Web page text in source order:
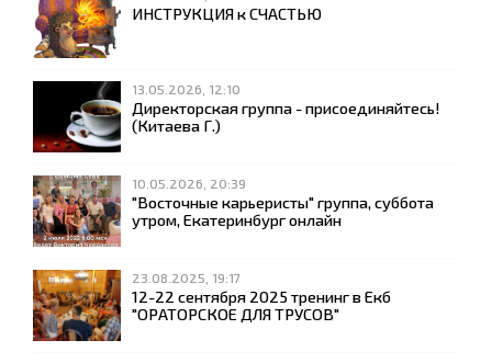
ИНСТРУКЦИЯ к СЧАСТЬЮ
13.05.2026, 12:10
Директорская группа - присоединяйтесь!
(Китаева Г.)
10.05.2026, 20:39
"Восточные карьеристы" группа, суббота
утром, Екатеринбург онлайн
23.08.2025, 19:17
12-22 сентября 2025 тренинг в Екб
"ОРАТОРСКОЕ ДЛЯ ТРУСОВ"